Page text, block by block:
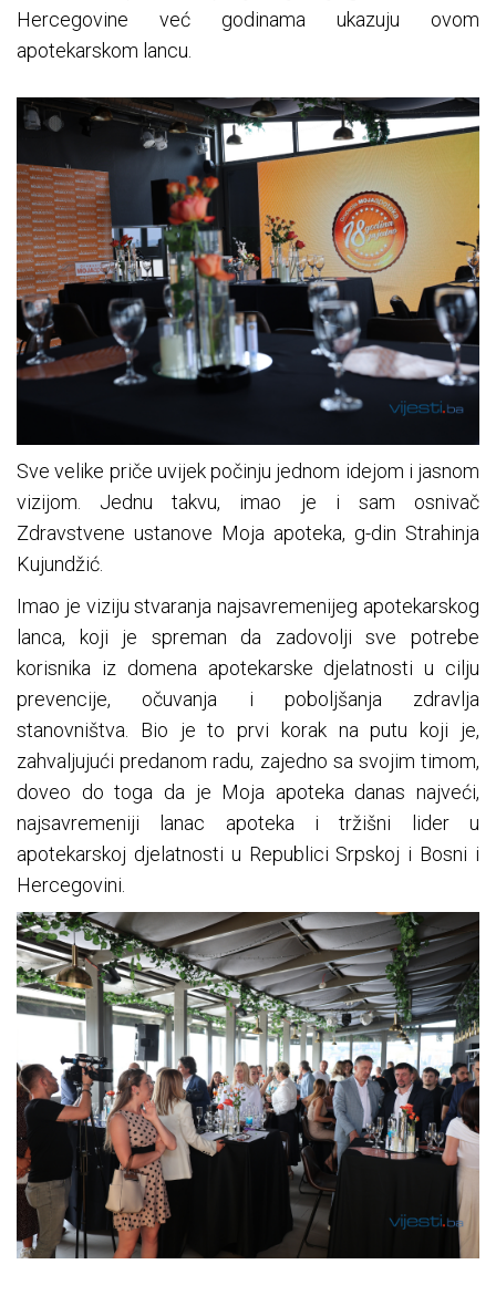
Hercegovine već godinama ukazuju ovom
apotekarskom lancu.
Sve velike priče uvijek počinju jednom idejom i jasnom
vizijom. Jednu takvu, imao je i sam osnivač
Zdravstvene ustanove Moja apoteka, g-din Strahinja
Kujundžić.
Imao je viziju stvaranja najsavremenijeg apotekarskog
lanca, koji je spreman da zadovolji sve potrebe
korisnika iz domena apotekarske djelatnosti u cilju
prevencije, očuvanja i poboljšanja zdravlja
stanovništva. Bio je to prvi korak na putu koji je,
zahvaljujući predanom radu, zajedno sa svojim timom,
doveo do toga da je Moja apoteka danas najveći,
najsavremeniji lanac apoteka i tržišni lider u
apotekarskoj djelatnosti u Republici Srpskoj i Bosni i
Hercegovini.